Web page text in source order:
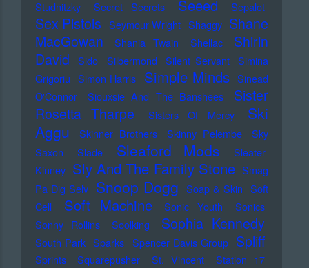
Studnitzky
Secret Secrets Seeed Sepalot
Sex Pistols Seymour Wright Shaggy Shane
MacGowan
Shania Twain Shellac
Shirin
David
Sido Silbermond Silent Servant Simina
Grigoriu Simon Harris Simple Minds Sinead
O'Connor
Siouxsie And The Banshees
Sister
Rosetta Tharpe
Sisters Of Mercy
Ski
Aggu
Skinner Brothers Skinny Pelembe
Sky
Saxon
Slade Sleaford Mods
Sleater-
Kinney Sly And The Family Stone Smag
Pa Dig Selv Snoop Dogg Soap & Skin Soft
Cell
Soft Machine Sonic Youth
Sonics
Sonny Rollins
Soolking Sophia Kennedy
South Park Sparks Spencer Davis Group Spliff
Sprints Squarepusher St. Vincent
Station 17